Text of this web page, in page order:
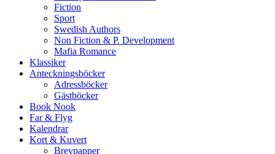
Fiction
Sport
Swedish Authors
Non Fiction & P. Development
Mafia Romance
Klassiker
Anteckningsböcker
Adressböcker
Gästböcker
Book Nook
Far & Flyg
Kalendrar
Kort & Kuvert
Brevpapper